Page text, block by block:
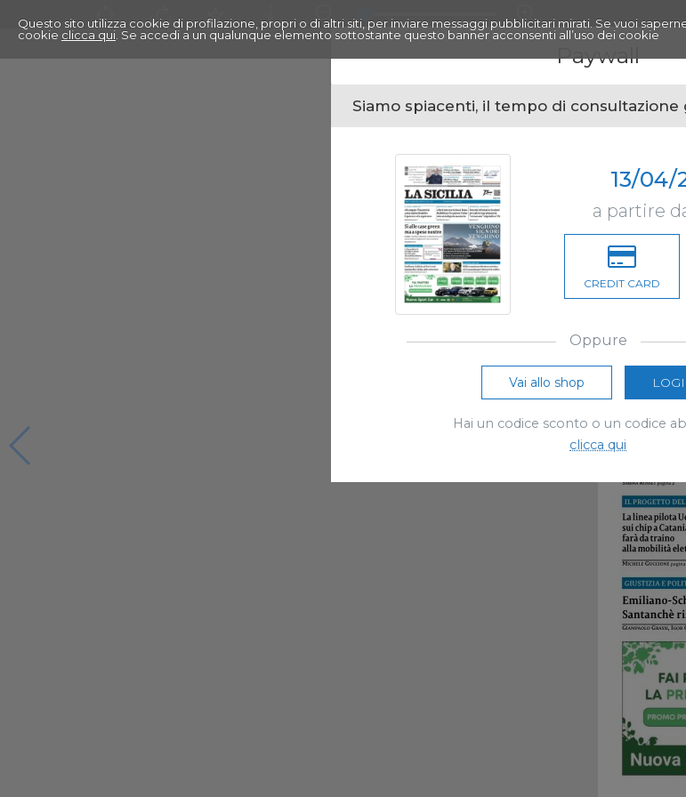
Questo sito utilizza cookie di profilazione, propri o di altri siti, per inviare messaggi pubblicitari mirati. Se vuoi
cookie clicca qui . Se accedi a un qualunque elemento sottostante questo banner acconsenti all’uso dei cookie
Paywall
Siamo spiacenti, il tempo di
13/04/
a partire
CREDIT CARD
Oppure
Vai allo shop
Hai un codice sconto o un codice
clicca qui